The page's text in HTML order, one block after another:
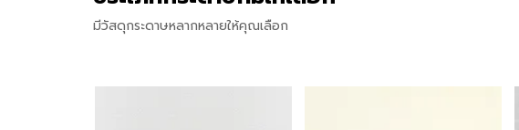
มีวัสดุกระดาษหลากหลายให้คุณเลือก